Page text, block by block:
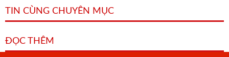
TIN CÙNG CHUYÊN MỤC
ĐỌC THÊM